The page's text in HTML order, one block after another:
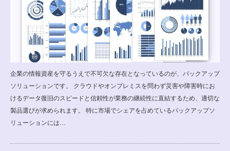
企業の情報資産を守るうえで不可欠な存在となっているのが、バックアップ
ソリューションです。 クラウドやオンプレミスを問わず災害や障害時にお
けるデータ復旧のスピードと信頼性が業務の継続性に直結するため、適切な
製品選びが求められます。 特に市場でシェアを占めているバックアップソ
リューションには…